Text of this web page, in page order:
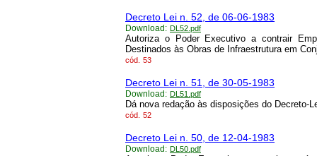
Decreto Lei n. 52, de 06-06-1983
Download: DL52.pdf
Autoriza o Poder Executivo a contrair
Destinados às Obras de Infraestrutura em
cód. 53
Decreto Lei n. 51, de 30-05-1983
Download: DL51.pdf
Dá nova redação às disposições do Decreto-
cód. 52
Decreto Lei n. 50, de 12-04-1983
Download: DL50.pdf